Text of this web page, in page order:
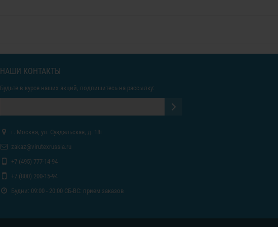
НАШИ КОНТАКТЫ
Будьте в курсе наших акций, подпишитесь на рассылку:
г. Москва, ул. Суздальская, д. 18г
zakaz@virutexrussia.ru
+7 (495) 777-14-94
+7 (800) 200-15-94
Будни: 09:00 - 20:00 СБ-ВС: прием заказов